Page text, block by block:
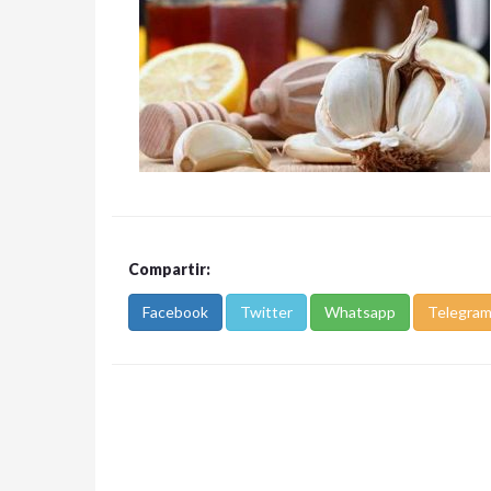
Compartir:
Facebook Twitter Whatsapp Telegram